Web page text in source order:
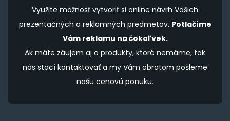
Využite možnosť vytvoriť si online návrh Vašich
prezentačných a reklamných predmetov. Potlačíme
Vám reklamu na čokoľvek.
Ak máte záujem aj o produkty, ktoré nemáme, tak
nás stačí kontaktovať a my Vám obratom pošleme
našu cenovú ponuku.